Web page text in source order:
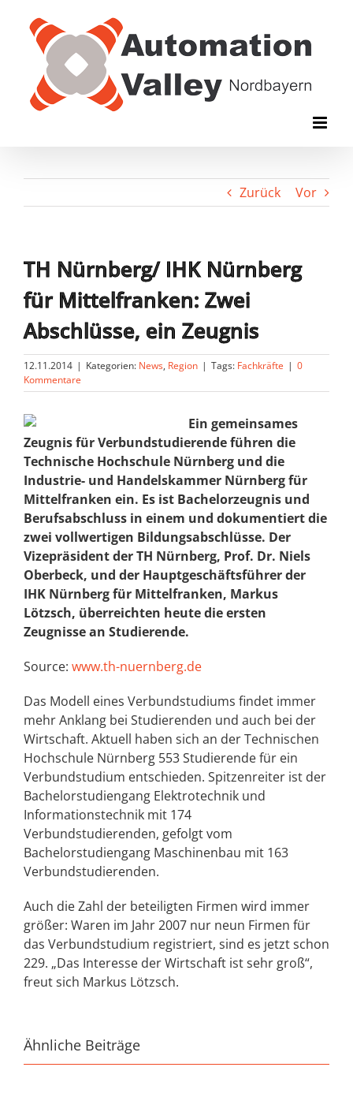
Inhalt
springen
Zurück Vor
TH Nürnberg/ IHK Nürnberg
für Mittelfranken: Zwei
Abschlüsse, ein Zeugnis
12.11.2014 | Kategorien: News, Region | Tags: Fachkräfte | 0
Kommentare
Ein gemeinsames
Zeugnis für Verbundstudierende führen die
Technische Hochschule Nürnberg und die
Industrie- und Handelskammer Nürnberg für
Mittelfranken ein. Es ist Bachelorzeugnis und
Berufsabschluss in einem und dokumentiert die
zwei vollwertigen Bildungsabschlüsse. Der
Vizepräsident der TH Nürnberg, Prof. Dr. Niels
Oberbeck, und der Hauptgeschäftsführer der
IHK Nürnberg für Mittelfranken, Markus
Lötzsch, überreichten heute die ersten
Zeugnisse an Studierende.
Source: www.th-nuernberg.de
Das Modell eines Verbundstudiums findet immer
mehr Anklang bei Studierenden und auch bei der
Wirtschaft. Aktuell haben sich an der Technischen
Hochschule Nürnberg 553 Studierende für ein
Verbundstudium entschieden. Spitzenreiter ist der
Bachelorstudiengang Elektrotechnik und
Informationstechnik mit 174
Verbundstudierenden, gefolgt vom
Bachelorstudiengang Maschinenbau mit 163
Verbundstudierenden.
Auch die Zahl der beteiligten Firmen wird immer
größer: Waren im Jahr 2007 nur neun Firmen für
das Verbundstudium registriert, sind es jetzt schon
229. „Das Interesse der Wirtschaft ist sehr groß“,
freut sich Markus Lötzsch.
Ähnliche Beiträge